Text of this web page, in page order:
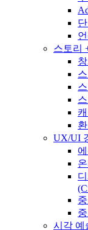
스토리
UX/UI
시각 예